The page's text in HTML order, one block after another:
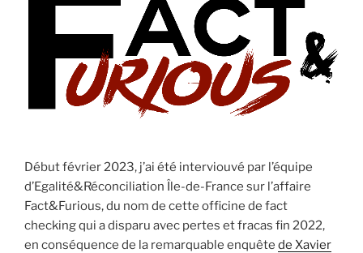
Début février 2023, j’ai été interviouvé par l’équipe
d’Egalité&Réconciliation Île-de-France sur l’affaire
Fact&Furious, du nom de cette officine de fact
checking qui a disparu avec pertes et fracas fin 2022,
en conséquence de la remarquable enquête de Xavier